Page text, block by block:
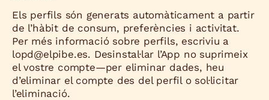
Els perfils són generats automàticament a partir
de l’hàbit de consum, preferències i activitat.
Per més informació sobre perfils, escriviu a
lopd@elpibe.es. Desinstal·lar l’App no suprimeix
el vostre compte—per eliminar dades, heu
d’eliminar el compte des del perfil o sol·licitar
l’eliminació.